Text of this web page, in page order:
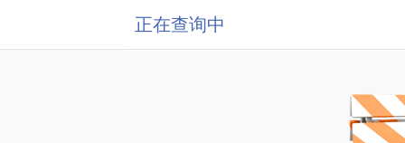
正在查询中